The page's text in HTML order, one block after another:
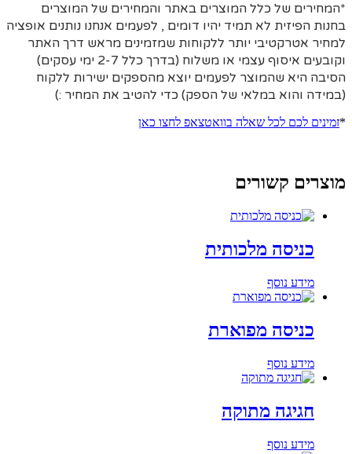
*המחירים של כלל המוצרים באתר והמחירים של המוצרים
בחנות הפיזית לא תמיד יהיו דומים , לפעמים אנחנו נותנים אופציה
למחיר אטרקטיבי יותר ללקוחות שמזמינים מראש דרך האתר
וקובעים איסוף עצמי או משלוח (בדרך כלל 2-7 ימי עסקים)
הסיבה היא שהמוצר לפעמים יוצא מהספקים ישירות ללקוח
(במידה והוא במלאי של הספק) כדי להטיב את המחיר :)
*זמינים לכם לכל שאלה בוואטצאפ לחצו כאן
מוצרים קשורים
כניסה מלכותית
מידע נוסף
כניסה מפוארת
מידע נוסף
חגיגה מתוקה
מידע נוסף